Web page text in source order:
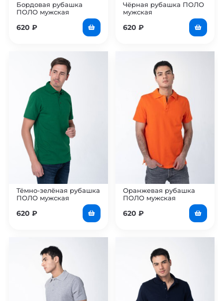
Бордовая рубашка
ПОЛО мужская
620 ₽
Чёрная рубашка ПОЛО
мужская
620 ₽
Тёмно-зелёная рубашка
ПОЛО мужская
620 ₽
Оранжевая рубашка
ПОЛО мужская
620 ₽